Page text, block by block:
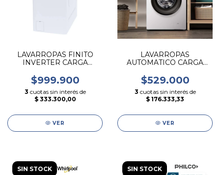
LAVARROPAS FINITO
INVERTER CARGA
RPM CANDY
$999.900
3 cuotas sin interés de
$ 333.300,00
VER
LAVARROPAS
AUTOMATICO CARGA
HISENSE
$529.000
3 cuotas sin interés de
$ 176.333,33
VER
SIN STOCK SIN STOCK